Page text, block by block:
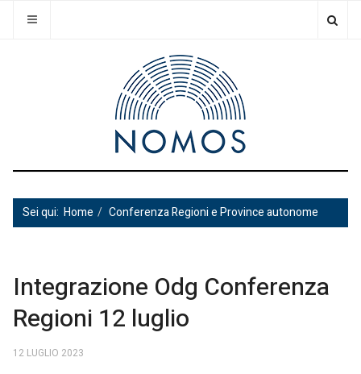
Sei qui: Home Conferenza Regioni e Province autonome
Integrazione Odg Conferenza
Regioni 12 luglio
12 LUGLIO 2023